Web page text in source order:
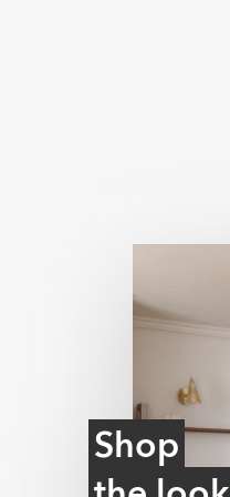
Shop